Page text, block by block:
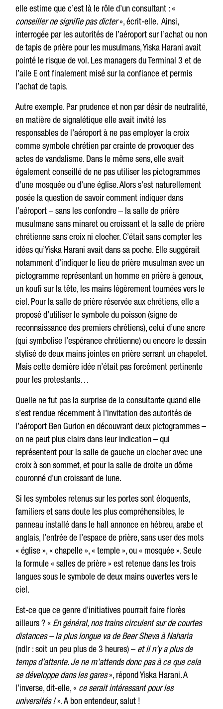
elle estime que c’est là le rôle d’un consultant : «
conseiller ne signifie pas dicter», écrit-elle. Ainsi,
interrogée par les autorités de l’aéroport sur l’achat ou non
de tapis de prière pour les musulmans, Yiska Harani avait
pointé le risque de vol. Les managers du Terminal 3 et de
l’aile E ont finalement misé sur la confiance et permis
l’achat de tapis.
Autre exemple. Par prudence et non par désir de neutralité,
en matière de signalétique elle avait invité les
responsables de l’aéroport à ne pas employer la croix
comme symbole chrétien par crainte de provoquer des
actes de vandalisme. Dans le même sens, elle avait
également conseillé de ne pas utiliser les pictogrammes
d’une mosquée ou d’une église. Alors s’est naturellement
posée la question de savoir comment indiquer dans
l’aéroport – sans les confondre – la salle de prière
musulmane sans minaret ou croissant et la salle de prière
chrétienne sans croix ni clocher. C’était sans compter les
idées qu’Yiska Harani avait dans sa poche. Elle suggérait
notamment d’indiquer le lieu de prière musulman avec un
pictogramme représentant un homme en prière à genoux,
un koufi sur la tête, les mains légèrement tournées vers le
ciel. Pour la salle de prière réservée aux chrétiens, elle a
proposé d’utiliser le symbole du poisson (signe de
reconnaissance des premiers chrétiens), celui d’une ancre
(qui symbolise l’espérance chrétienne) ou encore le dessin
stylisé de deux mains jointes en prière serrant un chapelet.
Mais cette dernière idée n’était pas forcément pertinente
pour les protestants…
Quelle ne fut pas la surprise de la consultante quand elle
s’est rendue récemment à l’invitation des autorités de
l’aéroport Ben Gurion en découvrant deux pictogrammes –
on ne peut plus clairs dans leur indication – qui
représentent pour la salle de gauche un clocher avec une
croix à son sommet, et pour la salle de droite un dôme
couronné d’un croissant de lune.
Si les symboles retenus sur les portes sont éloquents,
familiers et sans doute les plus compréhensibles, le
panneau installé dans le hall annonce en hébreu, arabe et
anglais, l’entrée de l’espace de prière, sans user des mots
« église », « chapelle », « temple », ou « mosquée ». Seule
la formule « salles de prière » est retenue dans les trois
langues sous le symbole de deux mains ouvertes vers le
ciel.
Est-ce que ce genre d’initiatives pourrait faire florès
ailleurs ? « En général, nos trains circulent sur de courtes
distances – la plus longue va de Beer Sheva à Naharia
(ndlr : soit un peu plus de 3 heures) – et il n’y a plus de
temps d’attente. Je ne m’attends donc pas à ce que cela
se développe dans les gares», répond Yiska Harani. A
l’inverse, dit-elle, « ce serait intéressant pour les
universités !». A bon entendeur, salut !